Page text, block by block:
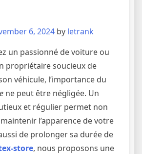
6, 2024 by letrank
un passionné de voiture ou
propriétaire soucieux de
véhicule, l’importance du
ne peut être négligée. Un
et régulier permet non
l’apparence de votre
de prolonger sa durée de
store, nous proposons une